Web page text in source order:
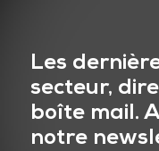
Les
secteur,
boîte mail.
notre